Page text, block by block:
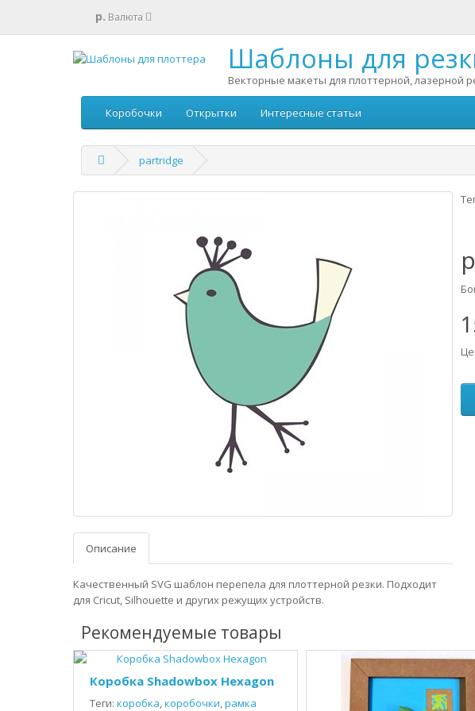
р. Валюта
Шаблоны для
Векторные макеты для плоттерной, лазерной
Коробочки Открытки Интересные статьи
partridge
Описание
Качественный SVG шаблон перепела для плоттерной резки. Подходит
для Cricut, Silhouette и других режущих устройств.
Рекомендуемые товары
Коробка Shadowbox Hexagon
Теги: коробка,коробочки,рамка